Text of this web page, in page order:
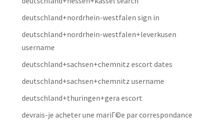
deutschland+nordrhein-westfalen sign in
deutschland+nordrhein-westfalen+leverkusen
username
deutschland+sachsen+chemnitz escort dates
deutschland+sachsen+chemnitz username
deutschland+thuringen+gera escort
devrais-je acheter une mariГ©e par correspondance